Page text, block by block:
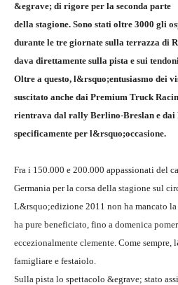
&egrave; di rigore per la seconda parte
della stagione. Sono stati oltre 3000 gli
durante le tre giornate sulla terrazza di
dava direttamente sulla pista e sui
Oltre a questo, l&rsquo;entusiasmo dei
suscitato anche dai Premium Truck
rientrava dal rally Berlino-Breslan e dai
specificamente per l&rsquo;occasione.
Fra i 150.000 e 200.000 appassionati del
Germania per la corsa della stagione sul
L&rsquo;edizione 2011 non ha mancato
ha pure beneficiato, fino a domenica
eccezionalmente clemente. Come
famigliare e festaiolo.
Sulla pista lo spettacolo &egrave; stato